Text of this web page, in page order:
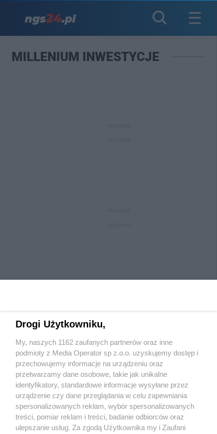
MILLENIUM INWESTYCJE
Wydawca mediówlokalnych
Nie zapomnij
zapoznać się z:
polityką prywatności regulamin korzystania z portali
Twojemiasto Skontaktuj się z nami
Drogi Użytkowniku,
My, naszych 1162 zaufanych partnerów oraz inne
podmioty z Media Operator sp z.o.o. uzyskujemy dostęp i
przechowujemy informacje na urządzeniu oraz
przetwarzamy dane osobowe, takie jak unikalne
identyfikatory, standardowe informacje wysyłane przez
urządzenie czy dane przeglądania w celu zapewniania
spersonalizowanych reklam, wybór spersonalizowanych
treści, pomiar reklam i treści, badanie odbiorców oraz
ulepszanie usług. Za zgodą Użytkownika my i Zaufani